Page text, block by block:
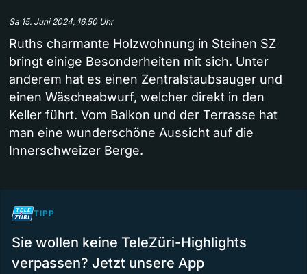
Sa 15. Juni 2024, 16.50 Uhr
Ruths charmante Holzwohnung in Steinen SZ
bringt einige Besonderheiten mit sich. Unter
anderem hat es einen Zentralstaubsauger und
einen Wäscheabwurf, welcher direkt in den
Keller führt. Vom Balkon und der Terrasse hat
man eine wunderschöne Aussicht auf die
Innerschweizer Berge.
TIPP
Sie wollen keine TeleZüri-Highlights
verpassen? Jetzt unsere App